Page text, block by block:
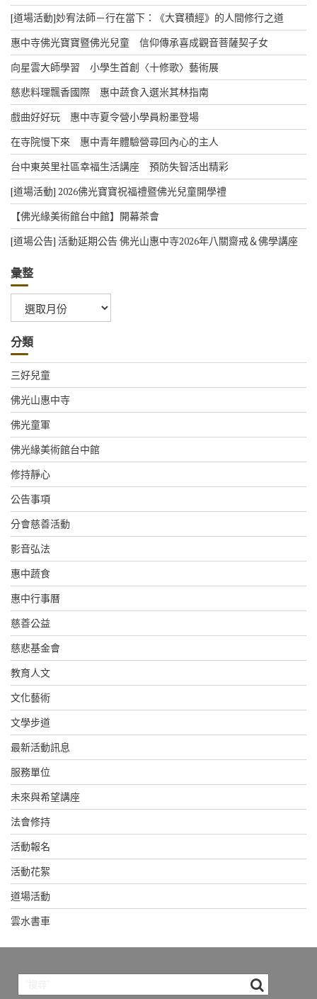
e
[道場活動]妙宥法師－行在當下：《大寶積經》的人間修行之道
惠中寺佛光寶寶暨佛光兒童 信仰傳承喜成觀音菩薩契子女
向星雲大師學習 小學生首創〈十修歌〉藝術展
慈悲料理飄香國際 惠中蔬食入選米其林指南
戲曲好好玩 惠中寺夏令營小學員粉墨登場
在寺院慢下來 惠中青年體驗營尋回內心的主人
台中東英里社區幸福生活講座 預防失智活出精彩
[道場活動] 2026佛光寶寶祝福禮暨佛光兒童開學禮
【佛光緣美術館台中館】開幕茶會
[道場公告] 活動延期公告 佛光山惠中寺2026年八關齋戒＆佛學講座
彙整
整
分類
三好兒童
佛光山惠中寺
佛光童軍
佛光緣美術館台中館
修持靜心
公告事項
分會慈善活動
影音弘法
惠中蔬食
惠中行事曆
慈善公益
慈悲基金會
教育人文
文化藝術
文學步道
最新活動訊息
服務單位
未來與希望講座
法會修持
活動報名
活動花絮
道場活動
雲水書車